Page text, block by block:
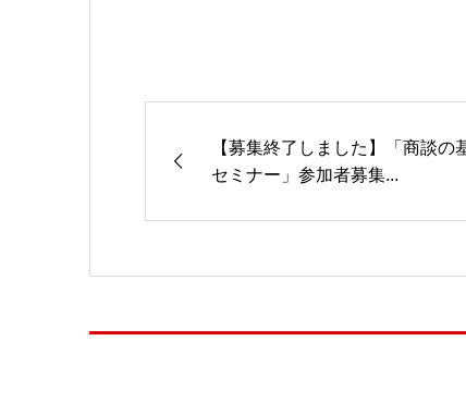
【募集終了しました】「商談の
セミナー」参加者募集...